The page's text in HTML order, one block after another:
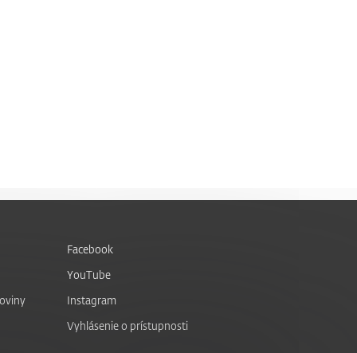
Facebook
YouTube
Instagram
Vyhlásenie o prístupnosti